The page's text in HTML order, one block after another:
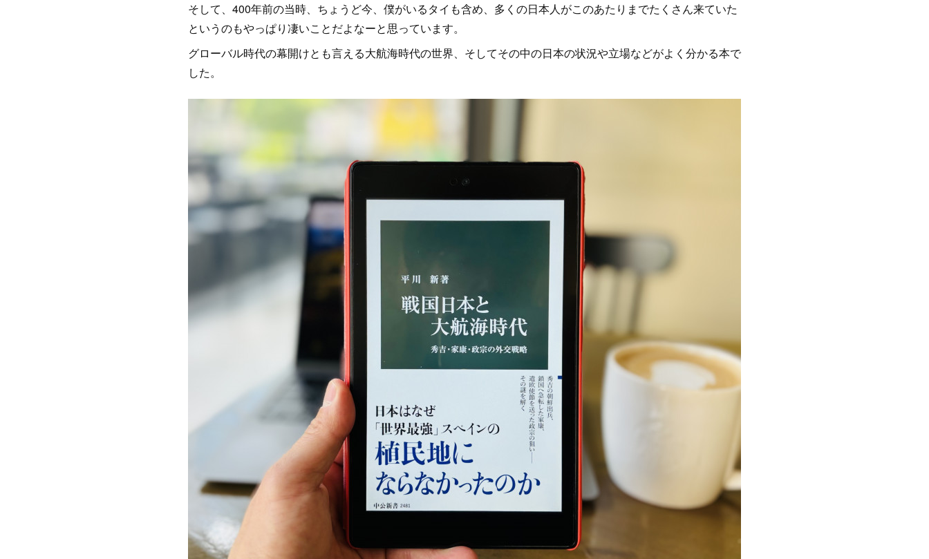
そして、400年前の当時、ちょうど今、僕がいるタイも含め、多くの日本人がこのあたりまでたくさん来ていた
というのもやっぱり凄いことだよなーと思っています。
グローバル時代の幕開けとも言える大航海時代の世界、そしてその中の日本の状況や立場などがよく分かる本で
した。